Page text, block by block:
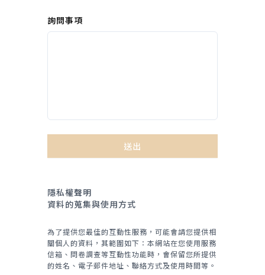
詢問事項
送出
隱私權聲明
資料的蒐集與使用方式
為了提供您最佳的互動性服務，可能會請您提供相
關個人的資料，其範圍如下：本網站在您使用服務
信箱、問卷調查等互動性功能時，會保留您所提供
的姓名、電子郵件地址、聯絡方式及使用時間等。